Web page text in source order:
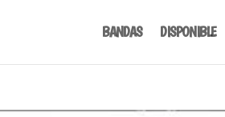
BANDAS DISPONIBLE